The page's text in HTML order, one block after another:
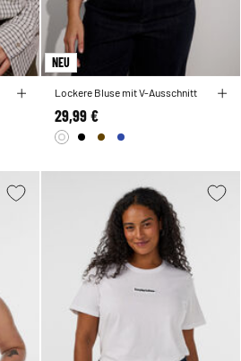
NEU
Lockere Bluse mit V-Ausschnitt
29,99 €